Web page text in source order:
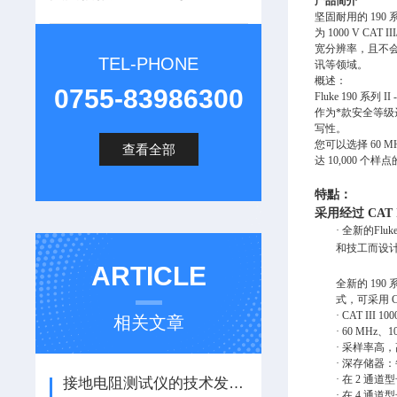
坚固耐用的 190
为 1000 V CAT
宽分辨率，且不
讯等领域。
概述：
Fluke 190 系列 II
作为*款安全等级
写性。
您可以选择 60
达 10,000 个样
特點：
采用经过
·全新的
和技工而设
全新的 190
式，可采用
·CAT III
·60 MHz
·采样率高
·深存储器
·在2通道
TEL-PHONE
0755-83986300
查看全部
ARTICLE
相关文章
接地电阻测试仪的技术发展与创新趋势